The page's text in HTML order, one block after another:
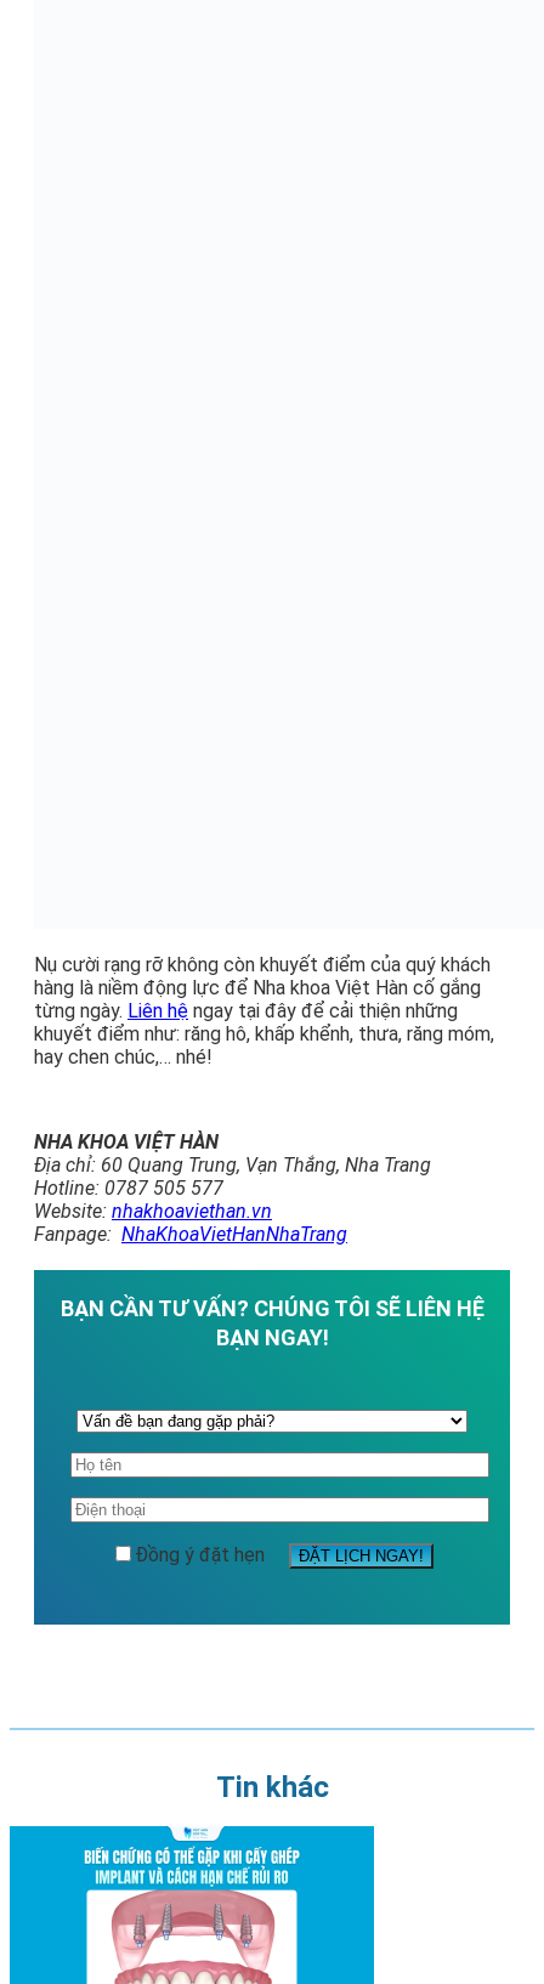
Nụ cười rạng rỡ không còn khuyết điểm của quý khách
hàng là niềm động lực để Nha khoa Việt Hàn cố gắng
từng ngày. Liên hệ ngay tại đây để cải thiện những
khuyết điểm như: răng hô, khấp khểnh, thưa, răng móm,
hay chen chúc,… nhé!
NHA KHOA VIỆT HÀN
Địa chỉ: 60 Quang Trung, Vạn Thắng, Nha Trang
Hotline: 0787 505 577
Website: nhakhoaviethan.vn
Fanpage: NhaKhoaVietHanNhaTrang
BẠN CẦN TƯ VẤN? CHÚNG TÔI SẼ LIÊN HỆ
BẠN NGAY!
Đồng ý đặt hẹn
Tin khác